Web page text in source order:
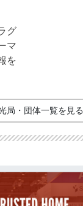
グ
マ
を
局・団体一覧を見る